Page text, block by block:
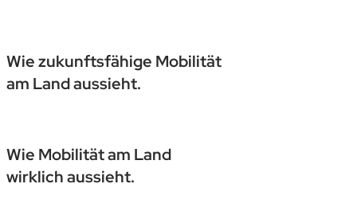
Wie zukunftsfähige Mobilität
am Land aussieht.
Wie Mobilität am Land
wirklich aussieht.